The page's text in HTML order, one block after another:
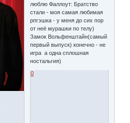
люблю Фаллоут: Братство
стали - моя самая любимая
рпгэшка - у меня до сих пор
от неё мурашки по телу)
Замок Вольфенштайн(самый
первый выпуск) конечно - не
игра а одна сплошная
ностальгия)
0